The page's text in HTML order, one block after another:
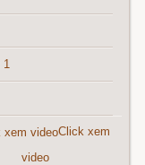
1
Click xem
video